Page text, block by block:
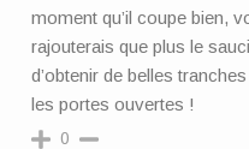
moment qu’il coupe bien,
rajouterais que plus le
d’obtenir de belles
les portes ouvertes !
0